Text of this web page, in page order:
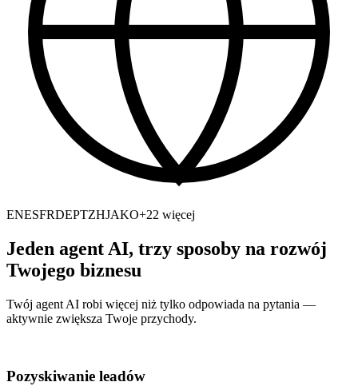
ENESFRDEPTZHJAKO+22 więcej
Jeden agent AI, trzy sposoby na rozwój
Twojego biznesu
Twój agent AI robi więcej niż tylko odpowiada na pytania —
aktywnie zwiększa Twoje przychody.
Pozyskiwanie leadów